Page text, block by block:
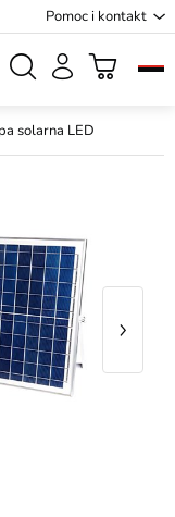
Pomoc i kontakt
solarna LED